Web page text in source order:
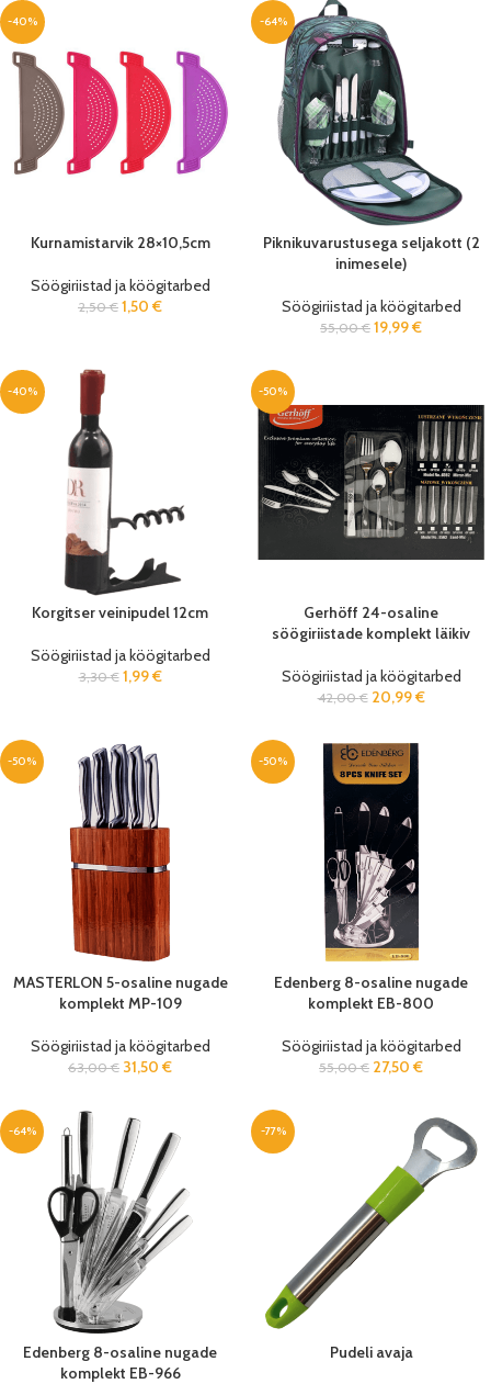
-40%
Kurnamistarvik 28×10,5cm
Söögiriistad ja köögitarbed
2,50€ 1,50 €
-64%
Piknikuvarustusega seljakott (2
inimesele)
Söögiriistad ja köögitarbed
55,00€ 19,99€
-40%
Korgitser veinipudel 12cm
Söögiriistad ja köögitarbed
3,30€ 1,99€
-50%
Gerhöff 24-osaline
söögiriistade komplekt läikiv
Söögiriistad ja köögitarbed
42,00€ 20,99€
-50%
MASTERLON 5-osaline nugade
komplekt MP-109
Söögiriistad ja köögitarbed
63,00€ 31,50 €
-50%
Edenberg 8-osaline nugade
komplekt EB-800
Söögiriistad ja köögitarbed
55,00€ 27,50 €
-64%
Edenberg 8-osaline nugade
komplekt EB-966
-77%
Pudeli avaja